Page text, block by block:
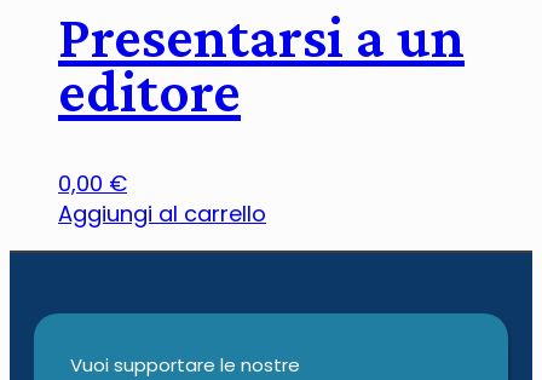
Presentarsi a un
editore
0,00 €
Aggiungi al carrello
Vuoi supportare le nostre